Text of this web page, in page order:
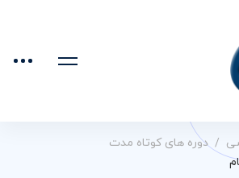
دوره های کوتاه مدت